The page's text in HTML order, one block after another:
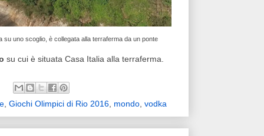
su uno scoglio, è collegata alla terraferma da un ponte
su cui è situata Casa Italia alla terraferma.
, Giochi Olimpici di Rio 2016, mondo, vodka